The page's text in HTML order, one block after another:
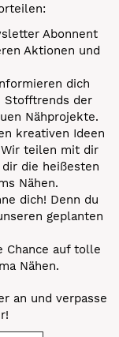
Abonnent
Aktionen und
dich
Stofftrends der
Nähprojekte.
kreativen Ideen
teilen mit dir
die heißesten
Nähen.
dich! Denn du
geplanten
Chance auf tolle
Nähen.
an und verpasse